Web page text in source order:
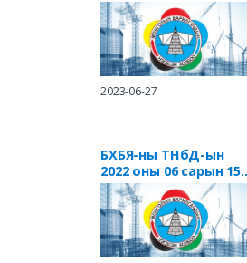
ний өдрийн А/33
дугаар тушаал
2023-06-27
БХБЯ-ны ТНбД-ын
2022 оны 06 сарын 15-
ны өдрийн А/131
дугаар тушаал